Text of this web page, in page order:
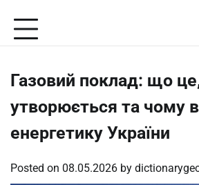
content
Газовий поклад: що
утворюється та чому
енергетику України
Posted on 08.05.2026 by